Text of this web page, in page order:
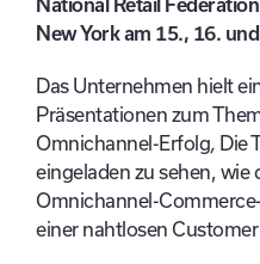
National Retail
New York am 15., 16.
Das Unternehmen hielt
Präsentationen zum
Omnichannel-Erfolg, Die
eingeladen zu sehen, wie
Omnichannel-
einer nahtlosen